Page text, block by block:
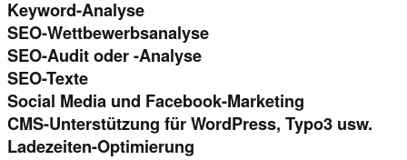
Keyword-Analyse
SEO-Wettbewerbsanalyse
SEO-Audit oder -Analyse
SEO-Texte
Social Media und Facebook-Marketing
CMS-Unterstützung für WordPress, Typo3 usw.
Ladezeiten-Optimierung